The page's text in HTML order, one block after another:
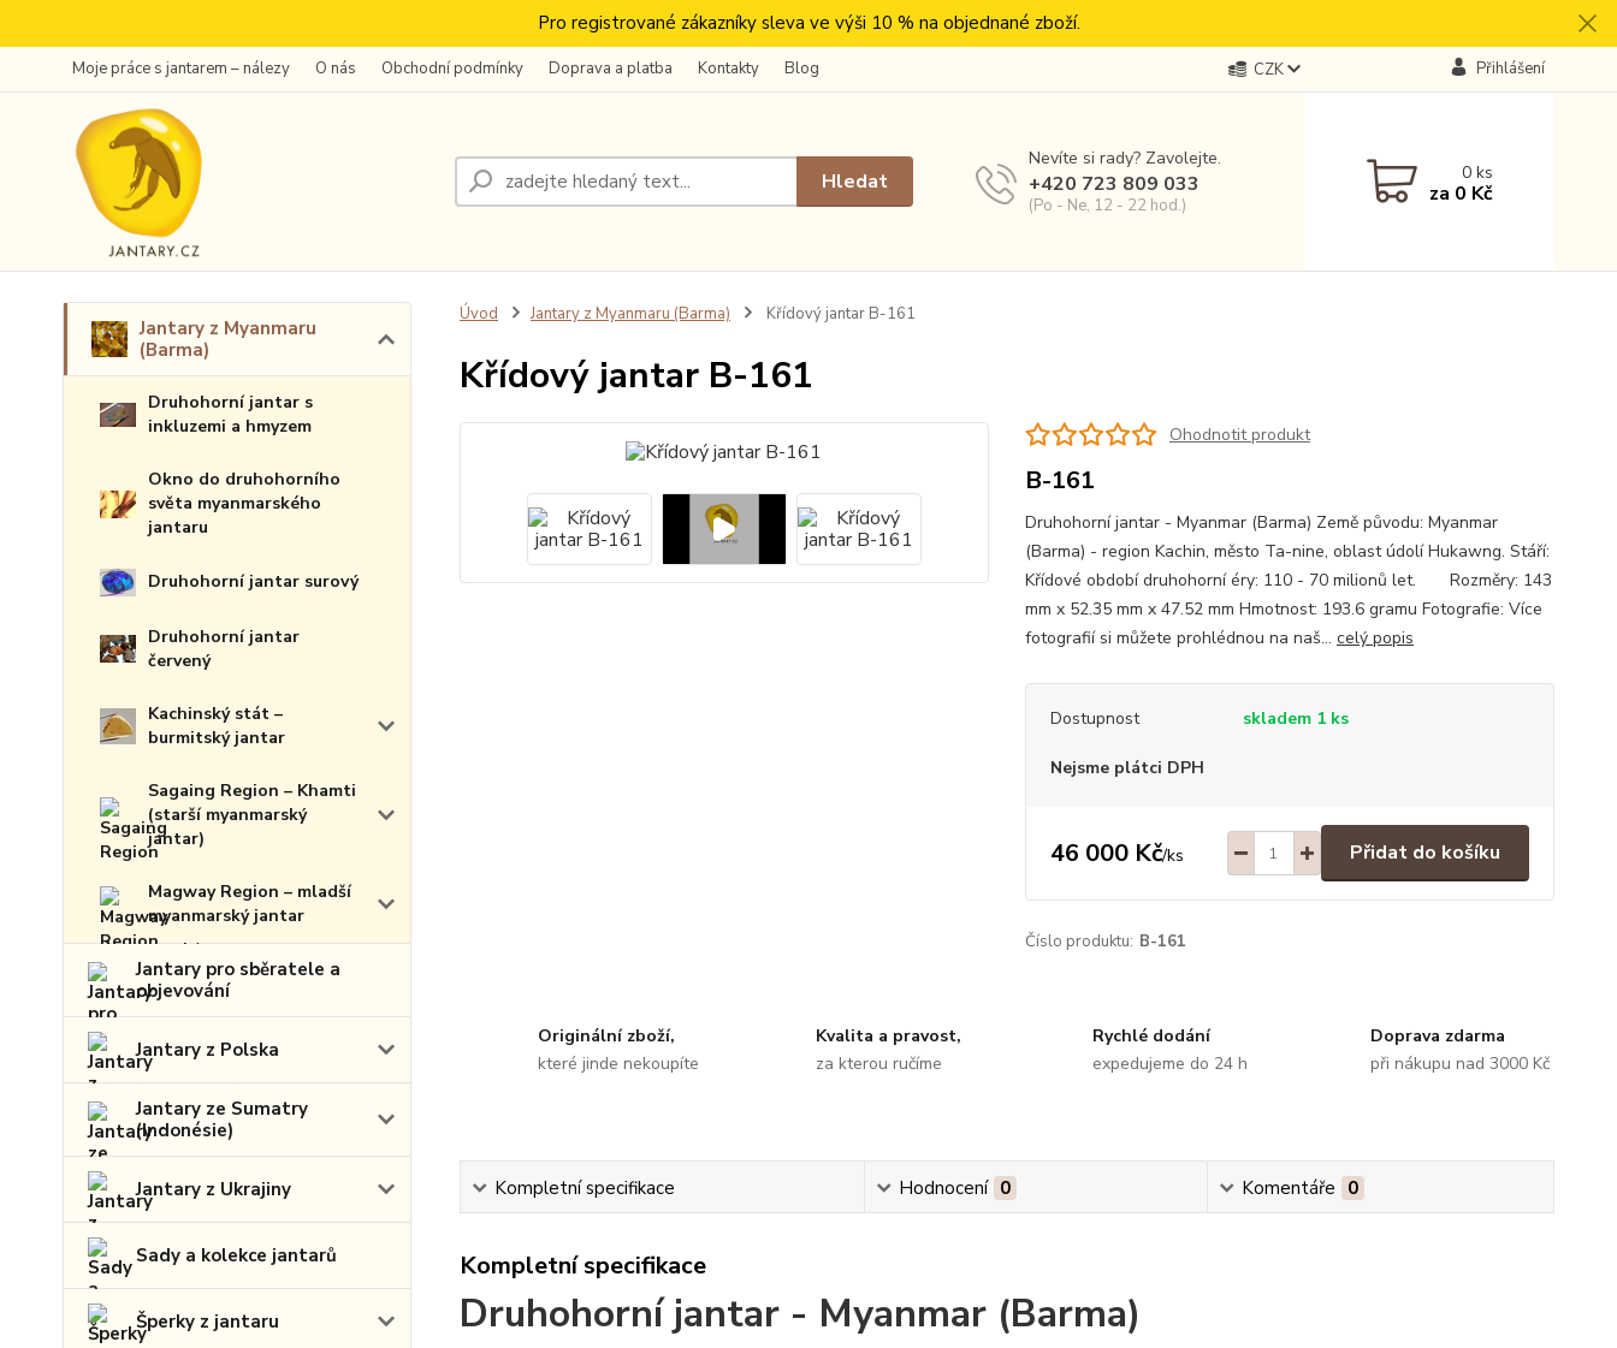
Pro registrované zákazníky sleva ve výši 10 % na objednané zboží.
Moje práce s jantarem – nálezy O nás Obchodní podmínky Doprava a platba Kontakty Blog CZK Přihlášení
Hledat
Nevíte si rady? Zavolejte.
+420 723 809 033
(Po - Ne, 12 - 22 hod.)
0ks
za 0 Kč
Jantary z Myanmaru
(Barma)
Druhohorní jantar s
inkluzemi a hmyzem
Okno do druhohorního
světa myanmarského
jantaru
Druhohorní jantar surový
Druhohorní jantar
červený
Kachinský stát –
burmitský jantar
Sagaing Region – Khamti
(starší myanmarský
jantar)
Magway Region – mladší
myanmarský jantar
Jantary pro sběratele a
objevování
Jantary z Polska
Jantary ze Sumatry
(Indonésie)
Jantary z Ukrajiny
Sady a kolekce jantarů
Šperky z jantaru
Úvod Jantary z Myanmaru (Barma) Křídový jantar B-161
Křídový jantar B-161
Ohodnotit produkt
B-161
Druhohorní jantar - Myanmar (Barma) Země původu: Myanmar
(Barma) - region Kachin, město Ta-nine, oblast údolí Hukawng. Stáří:
Křídové období druhohorní éry: 110 - 70 milionů let. Rozměry: 143
mm x 52.35 mm x 47.52 mm Hmotnost: 193.6 gramu Fotografie: Více
fotografií si můžete prohlédnou na naš... celý popis
Dostupnost skladem 1 ks
Nejsme plátci DPH
46 000 Kč/ks Přidat do košíku
Číslo produktu: B-161
Originální zboží,
které jinde nekoupíte
Kvalita a pravost,
za kterou ručíme
Rychlé dodání
expedujeme do 24 h
Doprava zdarma
při nákupu nad 3000 Kč
Kompletní specifikace Hodnocení 0 Komentáře 0
Kompletní specifikace
Druhohorní jantar - Myanmar (Barma)